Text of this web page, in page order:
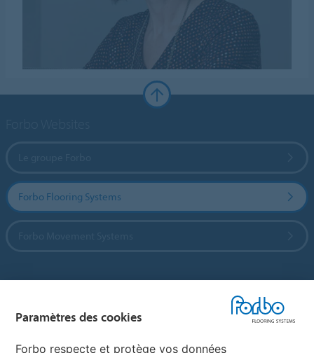
Forbo Flooring Systems
Paramètres des cookies
Forbo respecte et protège vos données